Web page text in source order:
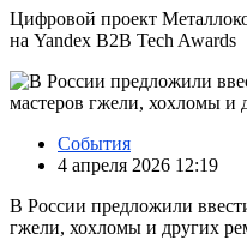
Цифровой проект
на Yandex B2B Tech Awards
События
4 апреля 2026 12:19
В России предложили
гжели, хохломы и других